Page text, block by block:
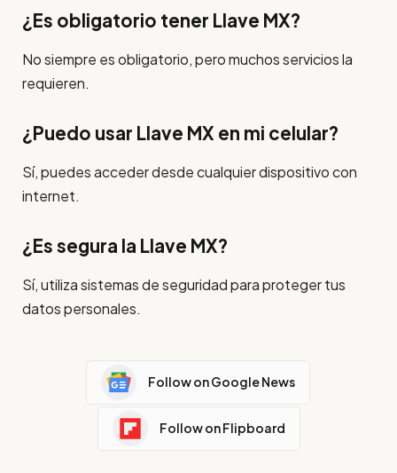
¿Es obligatorio tener Llave MX?
No siempre es obligatorio, pero muchos servicios la
requieren.
¿Puedo usar Llave MX en mi celular?
Sí, puedes acceder desde cualquier dispositivo con
internet.
¿Es segura la Llave MX?
Sí, utiliza sistemas de seguridad para proteger tus
datos personales.
Follow on Google News
Follow on Flipboard